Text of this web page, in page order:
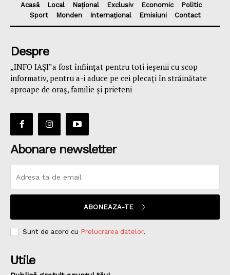
Acasă Local Național Exclusiv Economic
Politic
Sport
Monden Internațional Emisiuni Contact
Despre
„INFO IAȘI”a fost înfiinţat pentru toti ieşenii cu scop
informativ, pentru a-i aduce pe cei plecaţi în străinătate
aproape de oraş, familie și prieteni
Abonare newsletter
ABONEAZA-TE
Sunt de acord cu Prelucrarea datelor.
Utile